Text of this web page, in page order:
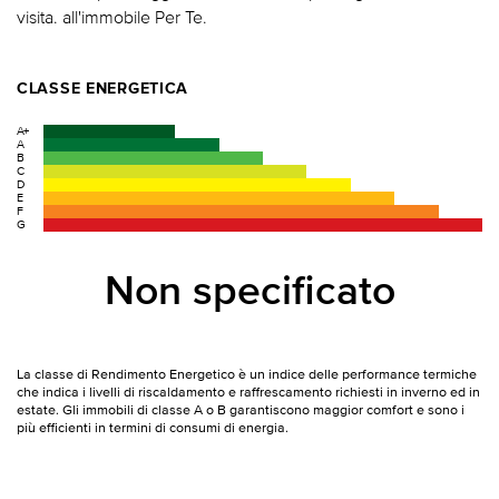
visita. all'immobile Per Te.
CLASSE ENERGETICA
A+
A
B
C
D
E
F
G
Non specificato
La classe di Rendimento Energetico è un indice delle performance termiche
che indica i livelli di riscaldamento e raffrescamento richiesti in inverno ed in
estate. Gli immobili di classe A o B garantiscono maggior comfort e sono i
più efficienti in termini di consumi di energia.